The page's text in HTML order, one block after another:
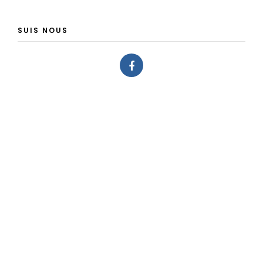
SUIS NOUS